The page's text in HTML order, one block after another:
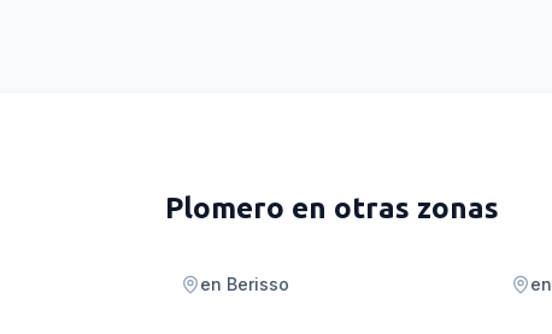
Plomero en otras zonas
en Berisso en